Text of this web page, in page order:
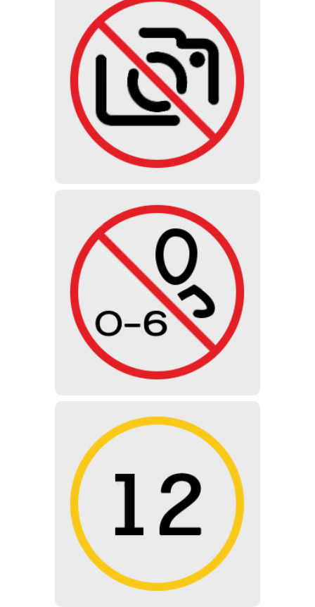
FÉNYKÉPEZÉS
Fényképezni, valamint videó- és
hangfelvételt készíteni a
múzeumban nem szabad.
Fotójegyet nem értékesítünk.
6 ÉV ALATT
A kiállítás felkavaró, megrázó
kialakítása miatt 6 év alatti
kisgyermekek a múzeumot nem
látogathatják.
12 ÉV ALATT
12 éves kor alatt nem ajánlott, de
szülő / gondviselő jóváhagyásával és
felügyeletével látogatható.